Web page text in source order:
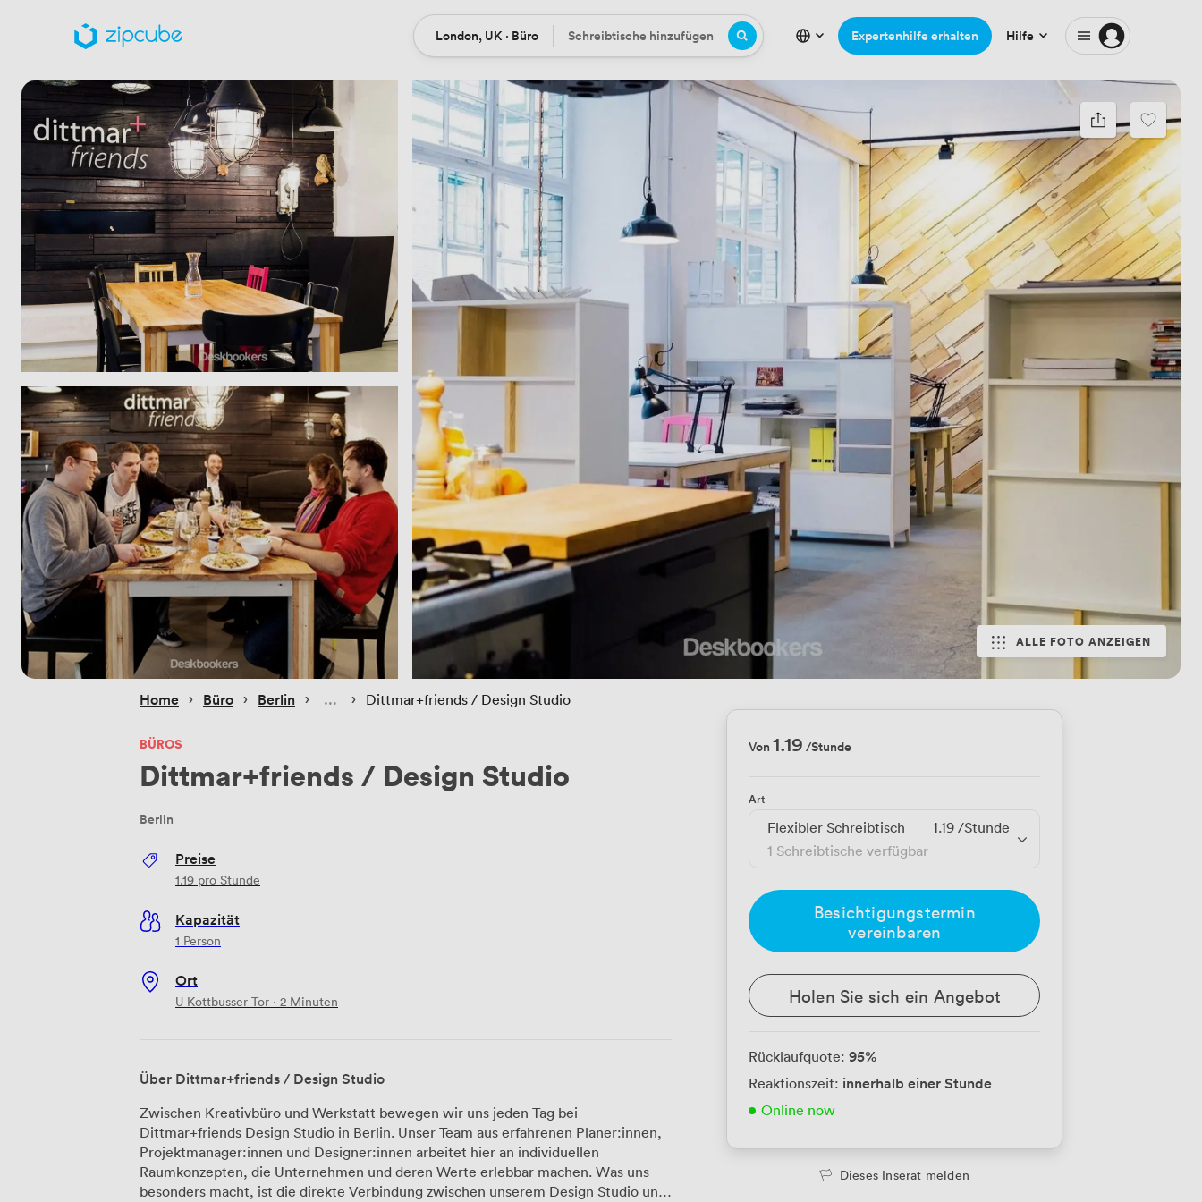
OrtLondon, UK · Büro Büros
Schreibtische hinzufügen Expertenhilfe erhalten Hilfe
ALLE FOTO ANZEIGEN
Home › Büro › Berlin › › Dittmar+friends / Design Studio
BÜROS
Dittmar+friends / Design Studio
Berlin
Preise
1.19 pro Stunde
Kapazität
1 Person
Ort
U Kottbusser Tor · 2 Minuten
Über Dittmar+friends / Design Studio
Zwischen Kreativbüro und Werkstatt bewegen wir uns jeden Tag bei
Dittmar+friends Design Studio in Berlin. Unser Team aus erfahrenen Planer:innen,
Projektmanager:innen und Designer:innen arbeitet hier an individuellen
Raumkonzepten, die Unternehmen und deren Werte erlebbar machen. Was uns
besonders macht, ist die direkte Verbindung zwischen unserem Design Studio und
Von1.19 /Stunde
Art
Flexibler Schreibtisch 1.19 /Stunde
1 Schreibtische verfügbar
Besichtigungstermin
vereinbaren
Holen Sie sich ein Angebot
Rücklaufquote: 95%
Reaktionszeit: innerhalb einer Stunde
Online now
Dieses Inserat melden